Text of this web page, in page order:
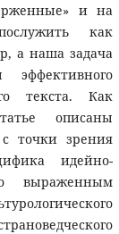
и на
как
а наша задача
текста. Как
описаны
точки зрения
идейно-
выраженным